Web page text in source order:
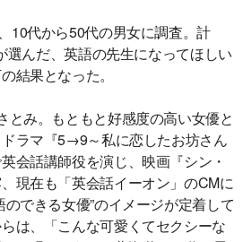
10代から50代の男女に調査。計
選んだ、英語の先生になってほしい
結果となった。
み。もともと好感度の高い女優と
ラマ『5→9～私に恋したお坊さん
会話講師役を演じ、映画『シン・
現在も「英会話イーオン」のCMに
できる女優”のイメージが定着して
は、「こんな可愛くてセクシーな